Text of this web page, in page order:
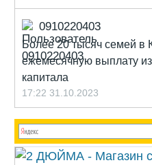
0910220403
Более 20 тысяч семей в
ежемесячную выплату
капитала
17:22 31.10.2023